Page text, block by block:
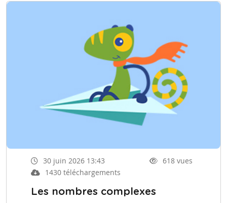
30 juin 2026 13:43
618 vues
1430 téléchargements
Les nombres complexes